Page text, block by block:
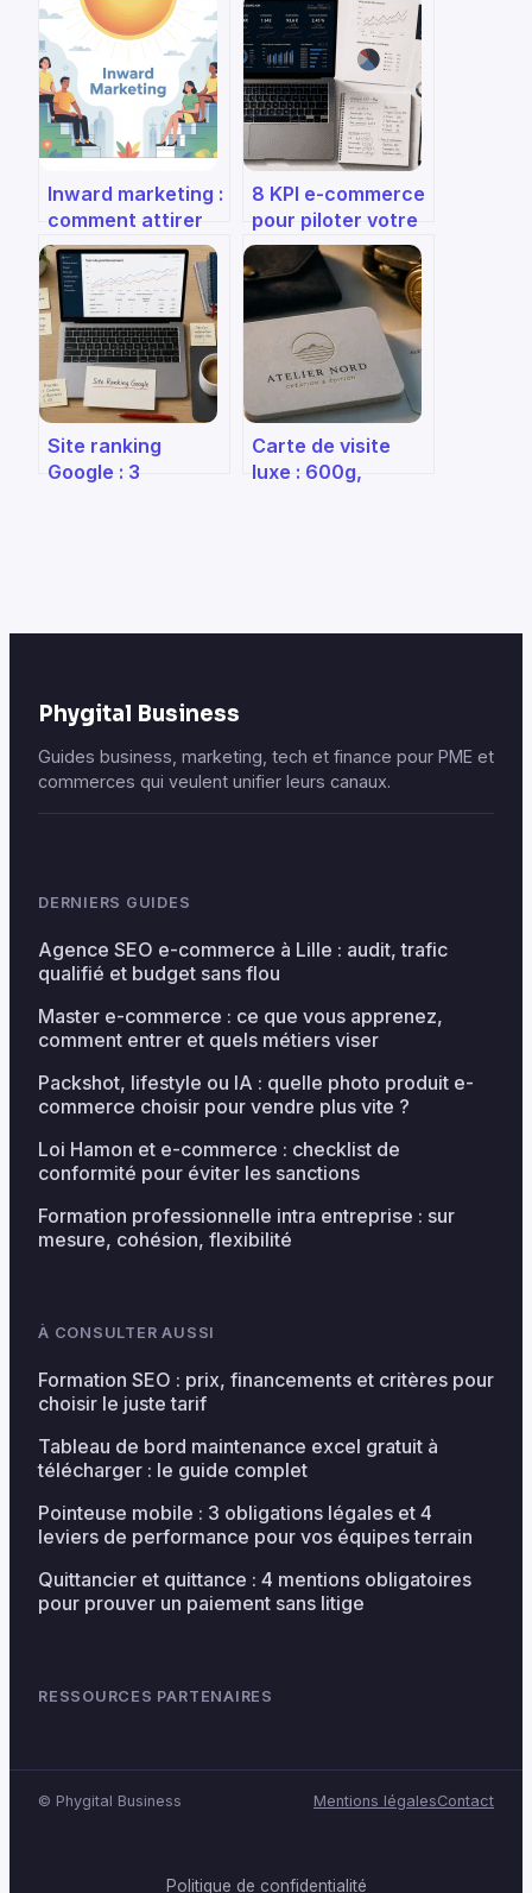
Inward marketing :
comment attirer
vos clients sans
les démarcher
8 KPI e-commerce
pour piloter votre
rentabilité et
stopper le
gaspillage
budgétaire
Site ranking
Google : 3
Carte de visite
luxe : 600g,
Phygital Business
Guides business, marketing, tech et finance pour PME et
commerces qui veulent unifier leurs canaux.
DERNIERS GUIDES
Agence SEO e-commerce à Lille : audit, trafic
qualifié et budget sans flou
Master e-commerce : ce que vous apprenez,
comment entrer et quels métiers viser
Packshot, lifestyle ou IA : quelle photo produit e-
commerce choisir pour vendre plus vite ?
Loi Hamon et e-commerce : checklist de
conformité pour éviter les sanctions
Formation professionnelle intra entreprise : sur
mesure, cohésion, flexibilité
À CONSULTER AUSSI
Formation SEO : prix, financements et critères pour
choisir le juste tarif
Tableau de bord maintenance excel gratuit à
télécharger : le guide complet
Pointeuse mobile : 3 obligations légales et 4
leviers de performance pour vos équipes terrain
Quittancier et quittance : 4 mentions obligatoires
pour prouver un paiement sans litige
RESSOURCES PARTENAIRES
© Phygital Business Mentions légalesContact
Politique de confidentialité